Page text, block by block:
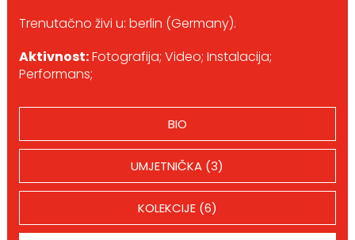
Trenutačno živi u: berlin (Germany).
Aktivnost:Fotografija; Video; Instalacija;
Performans;
BIO
UMJETNIČKA (3)
KOLEKCIJE (6)